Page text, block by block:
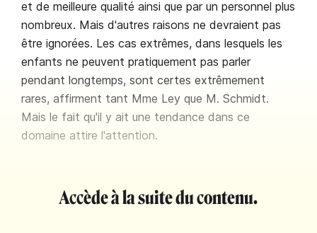
et de meilleure qualité ainsi que par un personnel plus
nombreux. Mais d'autres raisons ne devraient pas
être ignorées. Les cas extrêmes, dans lesquels les
enfants ne peuvent pratiquement pas parler
pendant longtemps, sont certes extrêmement
rares, affirment tant Mme Ley que M. Schmidt.
Mais le fait qu'il y ait une tendance dans ce
domaine attire l'attention.
Accède à la suite du contenu.